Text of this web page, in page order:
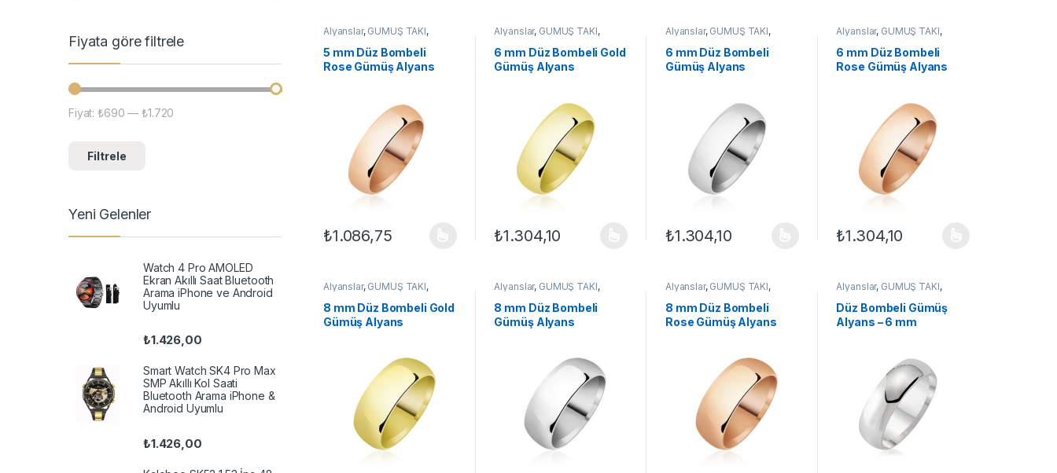
Alyanslar, GÜMÜŞ TAKI,
5 mm Düz Bombeli
Rose Gümüş Alyans
₺1.086,75
Bu ürünün birden fazla varyasyonu var. Seçenekler ürün sayfasından seçilebilir
Alyanslar, GÜMÜŞ TAKI,
6 mm Düz Bombeli Gold
Gümüş Alyans
₺1.304,10
Bu ürünün birden fazla varyasyonu var. Seçenekler ürün sayfasından seçilebilir
Alyanslar, GÜMÜŞ TAKI,
6 mm Düz Bombeli
Gümüş Alyans
₺1.304,10
Bu ürünün birden fazla varyasyonu var. Seçenekler ürün sayfasından
Alyanslar, GÜMÜŞ TAKI,
6 mm Düz Bombeli
Rose Gümüş Alyans
₺1.304,10
Bu ürünün birden fazla varyasyonu var.
Alyanslar, GÜMÜŞ TAKI,
8 mm Düz Bombeli Gold
Gümüş Alyans
Alyanslar, GÜMÜŞ TAKI,
8 mm Düz Bombeli
Gümüş Alyans
Alyanslar, GÜMÜŞ TAKI,
8 mm Düz Bombeli
Rose Gümüş Alyans
Alyanslar, GÜMÜŞ TAKI,
Düz Bombeli Gümüş
Alyans – 6 mm
Fiyata göre filtrele
En düşük fiyat
En yüksek fiyat
Filtrele
Fiyat:₺690 —₺1.720
Yeni Gelenler
Watch 4 Pro AMOLED
Ekran Akıllı Saat Bluetooth
Arama iPhone ve Android
Uyumlu
₺1.426,00
Smart Watch SK4 Pro Max
SMP Akıllı Kol Saati
Bluetooth Arama iPhone &
Android Uyumlu
₺1.426,00